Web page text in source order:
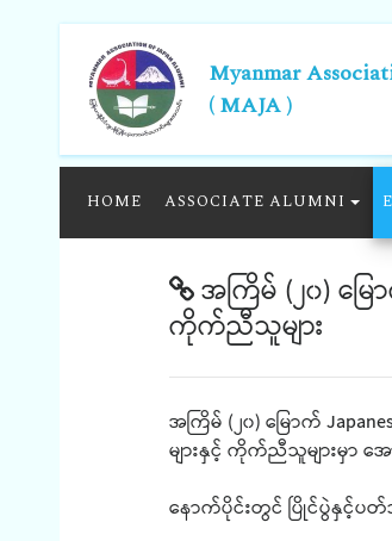
Myanmar
( MAJA )
HOME ASSOCIATE ALUMNI
အကြိမ် (၂၀) မြ
ကိုက်ညီသူများ
အကြိမ် (၂၀) မြောက်
များနှင့် ကိုက်ညီသူများမှာ အ
နောက်ပိုင်းတွင် ပြိုင်ပွဲနှင့်ပတ်